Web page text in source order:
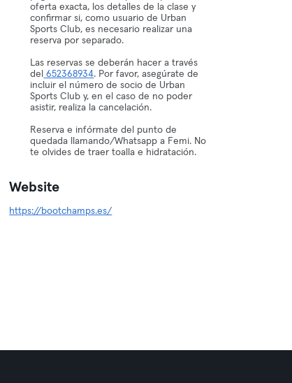
oferta exacta, los detalles de la clase y
confirmar si, como usuario de Urban
Sports Club, es necesario realizar una
reserva por separado.
Las reservas se deberán hacer a través
del 652368934. Por favor, asegúrate de
incluir el número de socio de Urban
Sports Club y, en el caso de no poder
asistir, realiza la cancelación.
Reserva e infórmate del punto de
quedada llamando/Whatsapp a Femi. No
te olvides de traer toalla e hidratación.
Website
https://bootchamps.es/